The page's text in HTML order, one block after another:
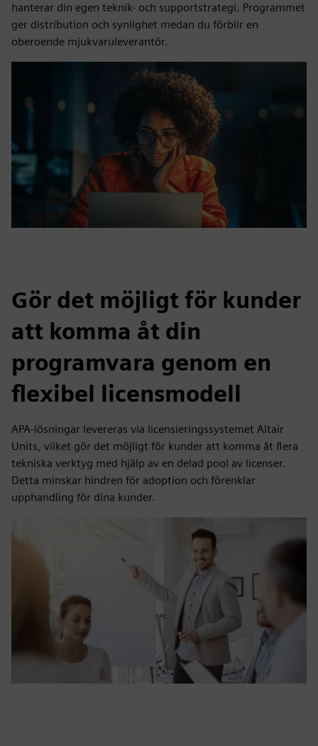
hanterar din egen teknik- och supportstrategi. Programmet
ger distribution och synlighet medan du förblir en
oberoende mjukvaruleverantör.
Gör det möjligt för kunder
att komma åt din
programvara genom en
flexibel licensmodell
APA-lösningar levereras via licensieringssystemet Altair
Units, vilket gör det möjligt för kunder att komma åt flera
tekniska verktyg med hjälp av en delad pool av licenser.
Detta minskar hindren för adoption och förenklar
upphandling för dina kunder.